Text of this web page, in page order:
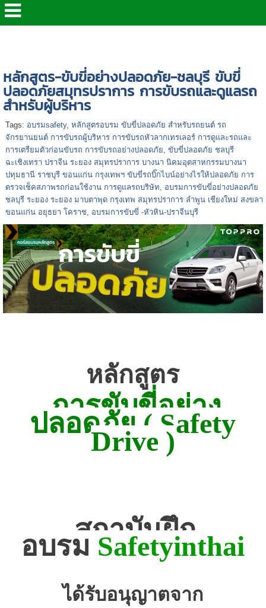
หลักสูตร-ขับขี่อย่างปลอดภัย-ชลบุรี ขับขี่
ปลอดภัยสมุทรปราการ การขับรถและดูแลรถ
สำหรับผู้บริหาร
Tags: อบรมsafety, หลักสูตรอบรม ขับขี่ปลอดภัย สำหรับรถยนต์ รถ
จักรยานยนต์ การขับรถผู้บริหาร การขับรถหัวลากเทรเลอร์ การดูและรถและ
การเตรียมตัวก่อนขับรถ การขับรถอย่างปลอดภัย, ขับขี่ปลอดภัย ชลบุรี
ฉะเชิงเทรา ปราจีน ระยอง สมุทรปราการ บางนา นิคมอุตสาหกรรมบางนา
ปทุมธานี ราชบุรี ขอนแก่น กรุงเทพฯ ขับขี่รถบิ๊กไบน์อย่างไรให้ปลอดภัย การ
ตรวจเช็คสภาพรถก่อนใช้งาน การดูแลรถบริษัท, อบรมการขับขี่อย่างปลอดภัย
ชลบุรี ระยอง ระยอง มาบตาพุด กรุงเทพ สมุทรปราการ ลำพูน เชียงใหม่ สงขลา
ขอนแก่น อยุธยา โคราช, อบรมการขับขี่ -หัวหิน-ปราจีนบุรี
หลักสูตร
การขับขี่อย่าง
ปลอดภัย ( Safety
Drive )
สถาบันฝึก
อบรม Safetyinthai
ได้รับอนุญาตจาก